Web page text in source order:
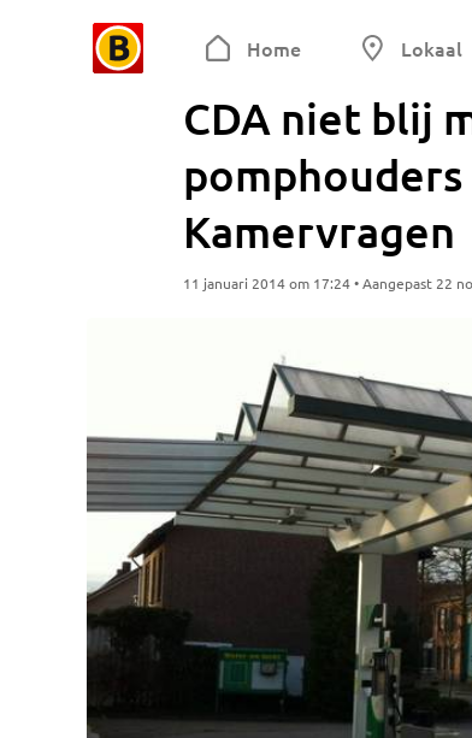
Home Lokaal
CDA niet blij
Kamervragen
11 januari 2014 om 17:24 • Aangepast 22